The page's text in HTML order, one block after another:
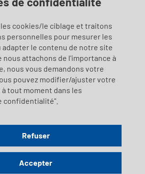
cookies/le ciblage et traitons
personnelles pour mesurer les
le contenu de notre site
nous attachons de l'importance à
nous vous demandons votre
pouvez modifier/ajuster votre
tout moment dans les
confidentialité".
Refuser
Accepter